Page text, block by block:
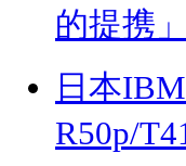
的提携」
日本
R50p/